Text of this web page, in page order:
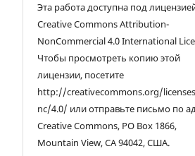
Эта работа доступна под
Creative Commons Attribution-
NonCommercial 4.0 International
Чтобы просмотреть копию этой
лицензии, посетите
http://creativecommons.org/
nc/4.0/ или отправьте письмо по
Creative Commons, PO Box 1866,
Mountain View, CA 94042, США.